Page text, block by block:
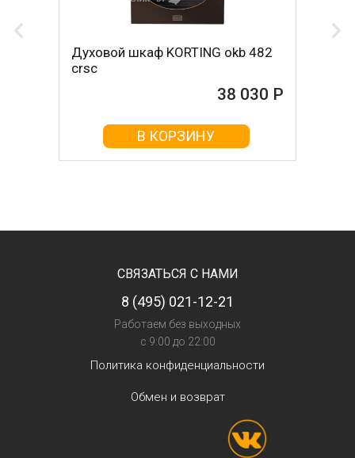
Духовой шкаф KORTING okb 482
crsc
38 030 Р
В КОРЗИНУ
СВЯЗАТЬСЯ С НАМИ
8 (495) 021-12-21
Работаем без выходных
с 9:00 до 22:00
Политика конфиденциальности
Обмен и возврат